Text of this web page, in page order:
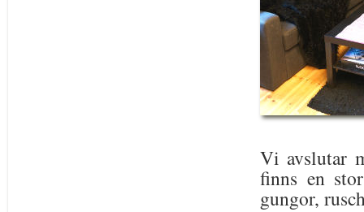
Vi avslutar
finns en
gungor,